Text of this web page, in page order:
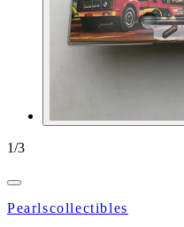
1/3
Pearlscollectibles